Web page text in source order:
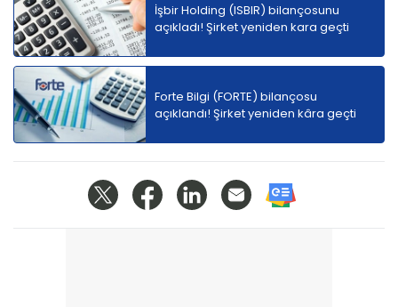
İşbir Holding (ISBIR) bilançosunu
açıkladı! Şirket yeniden kara geçti
Forte Bilgi (FORTE) bilançosu
açıklandı! Şirket yeniden kâra geçti